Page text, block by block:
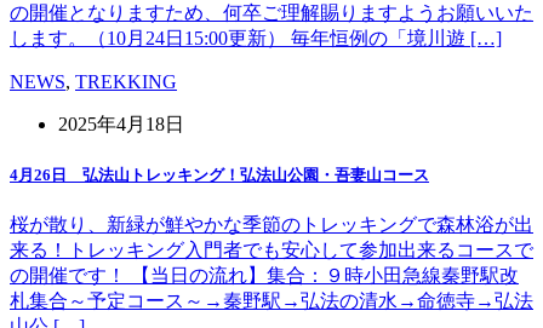
の開催となりますため、何卒ご理解賜りますようお願いいた
します。（10月24日15:00更新） 毎年恒例の「境川遊 […]
NEWS, TREKKING
2025年4月18日
4月26日 弘法山トレッキング！弘法山公園・吾妻山コース
桜が散り、新緑が鮮やかな季節のトレッキングで森林浴が出
来る！トレッキング入門者でも安心して参加出来るコースで
の開催です！ 【当日の流れ】集合：９時小田急線秦野駅改
札集合～予定コース～→秦野駅→弘法の清水→命徳寺→弘法